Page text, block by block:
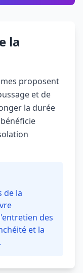
la
proposent
et de
la durée
de la
des
et la